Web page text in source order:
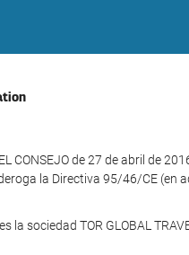
CONSEJO de 27 de abril de
la Directiva 95/46/CE (en
la sociedad TOR GLOBAL